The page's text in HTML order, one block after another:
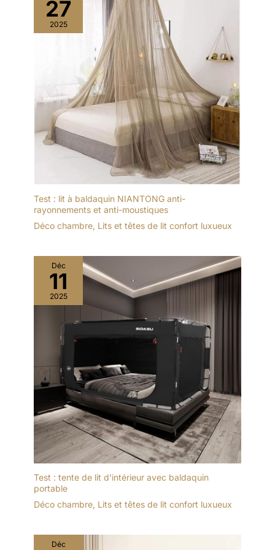
27
2025
Test : lit à baldaquin NIANTONG anti-
rayonnements et anti-moustiques
Déco chambre, Lits et têtes de lit confort luxueux
Déc
11
2025
Test : tente de lit d’intérieur avec baldaquin
portable
Déco chambre, Lits et têtes de lit confort luxueux
Déc